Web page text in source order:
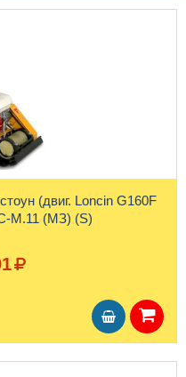
(двиг. Loncin G160F
М.11 (МЗ) (S)